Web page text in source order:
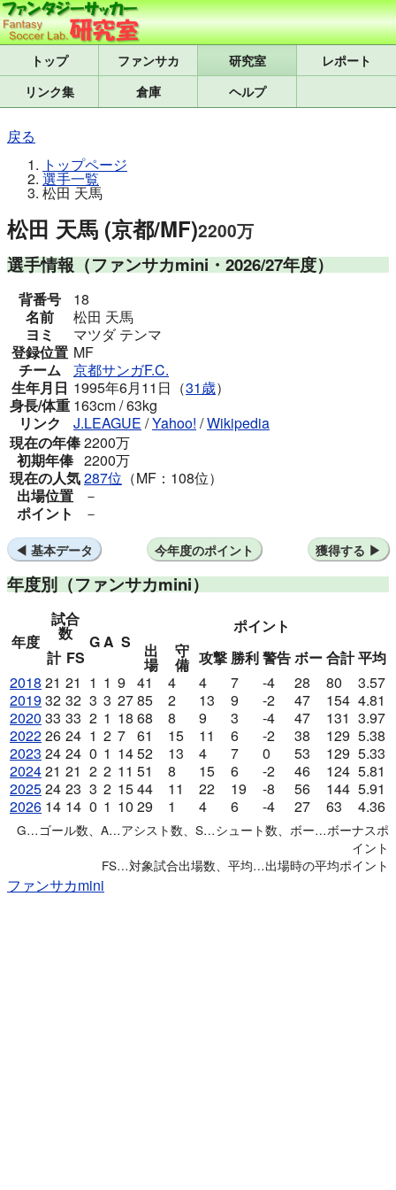
トップ 研究室
レポート
リンク集
倉庫 ヘルプ
戻る
トップページ
選手一覧
松田 天馬
松田 天馬 (京都/MF)2200万
選手情報（ファンサカmini・2026/27年度）
背番号
18
名前
松田 天馬
ヨミ
マツダ テンマ
登録位置 MF
チーム
京都サンガF.C.
生年月日 1995年6月11日（31歳）
身長/体重 163cm / 63kg
リンク
J.LEAGUE /Yahoo! /Wikipedia
現在の年俸2200万
初期年俸 2200万
現在の人気287位 （MF：108位）
出場位置
－
ポイント
－
基本データ 今年度のポイント 獲得する
年度別（ファンサカmini）
年度
試合
数 GA S
ポイント
計 FS 出
場
守
備 攻撃 勝利警告ボー合計平均
2018 21 21 1 1 9 41 4 4 7 -4 28 80
3.57
201932 32 3 3 2785 2 13 9 -2 47 154 4.81
2020 33 33 2 1 18 68 8 9 3 -4 47 131 3.97
202226 24 1 2 7 61 15 11 6 -2 38 129 5.38
2023 24 24 0 1 1452 13 4 7 0 53 129 5.33
202421 21 2 2 11 51 8 15 6 -2 46 124 5.81
202524 23 3 2 1544 11 22 19 -8 56 144 5.91
2026 14 14 0 1 10 29 1 4 6 -4 27 63 4.36
G…ゴール数、A…アシスト数、S…シュート数、ボー…ボーナスポ
イント
FS…対象試合出場数、平均…出場時の平均ポイント
ファンサカmini